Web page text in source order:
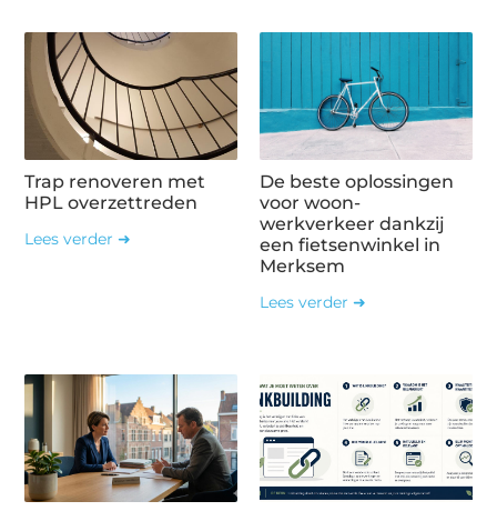
Trap renoveren met
HPL overzettreden
Lees verder ➜
De beste oplossingen
voor woon-
werkverkeer dankzij
een fietsenwinkel in
Merksem
Lees verder ➜